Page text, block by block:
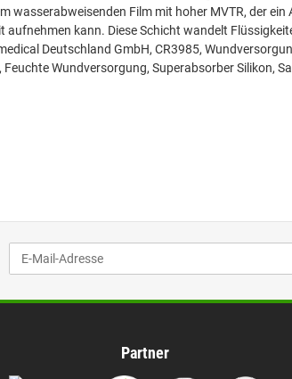
Film mit hoher MVTR, der
kann. Diese Schicht wandelt
Deutschland GmbH, CR3985,
Wundversorgung, Superabsorber Silikon,
Partner